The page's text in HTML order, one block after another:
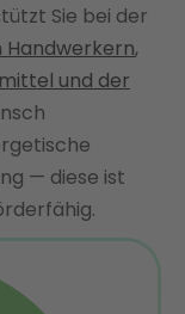
Sie bei der
Handwerkern,
und der
— diese ist